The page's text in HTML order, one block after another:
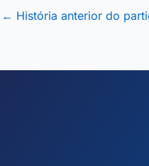
← História anterior do